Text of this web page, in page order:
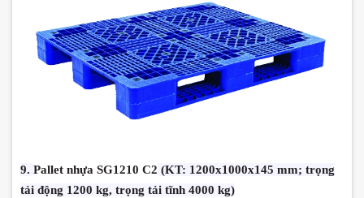
9. Pallet nhựa SG1210 C2 (KT: 1200x1000x145 mm; trọng
tải động 1200 kg, trọng tải tĩnh 4000 kg)